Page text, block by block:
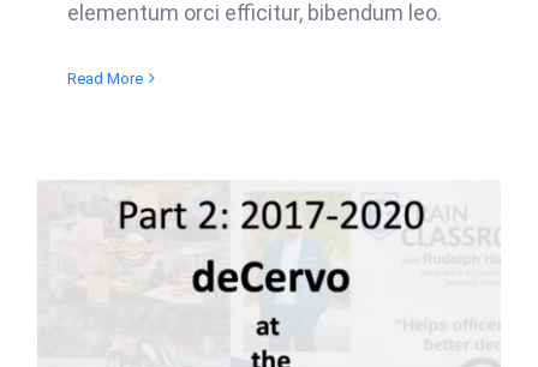
elementum orci efficitur, bibendum leo.
Read More